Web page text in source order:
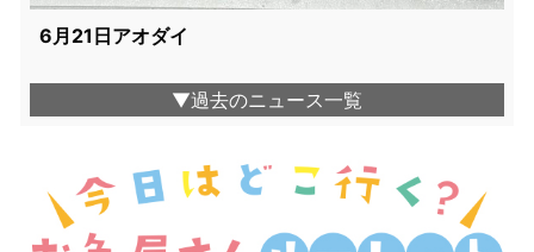
6月21日アオダイ
▼過去のニュース一覧